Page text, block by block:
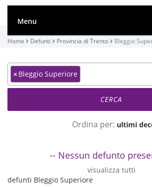
Menu
Home Defunti Provincia di Trento Bleggio
× Bleggio Superiore
Ordina per: ultimi
-- Nessun defunto
visualizza tutti
defunti Bleggio Superiore